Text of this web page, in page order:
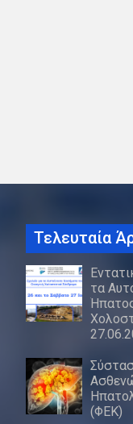
Τελευταία
τα
(ΦΕΚ)